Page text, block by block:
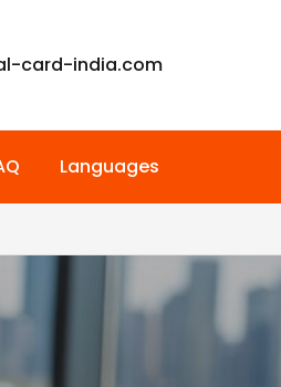
card-india.com
Languages